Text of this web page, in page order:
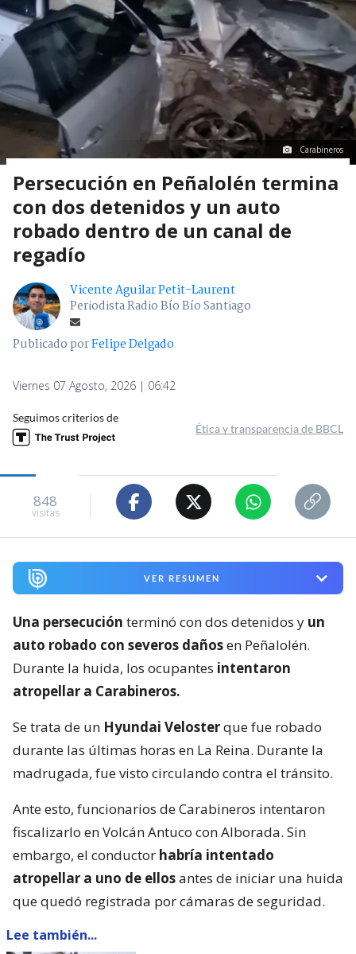
Carabineros
Persecución en Peñalolén termina
con dos detenidos y un auto
robado dentro de un canal de
regadío
Vicente Aguilar Petit-Laurent
Periodista Radio Bío Bío Santiago
Publicado porFelipe Delgado
Viernes 07 Agosto, 2026 | 06:42
Seguimos criterios de
Ética y transparencia de BBCL
848
visitas
VER RESUMEN
Una persecución terminó con dos detenidos y un
auto robado con severos dañosen Peñalolén.
Durante la huida, los ocupantes intentaron
atropellar a Carabineros.
Se trata de un Hyundai Velosterque fue robado
durante las últimas horas en La Reina. Durante la
madrugada, fue visto circulando contra el tránsito.
Ante esto, funcionarios de Carabineros intentaron
fiscalizarlo en Volcán Antuco con Alborada. Sin
embargo, el conductor habría intentado
atropellar a uno de ellosantes de iniciar una huida
que quedó registrada por cámaras de seguridad.
Lee también...